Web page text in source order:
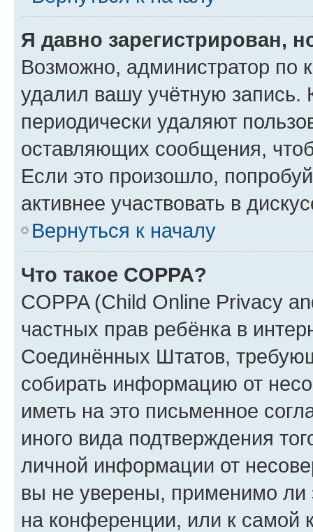
Я давно зарегистрирован,
Возможно, администратор по
удалил вашу учётную запись.
периодически удаляют
оставляющих сообщения,
Если это произошло,
активнее участвовать в
Вернуться к началу
Что такое COPPA?
COPPA (Child Online Privacy
частных прав ребёнка в
Соединённых Штатов,
собирать информацию от
иметь на это письменное
иного вида подтверждения
личной информации от
вы не уверены, применимо ли
на конференции, или к самой